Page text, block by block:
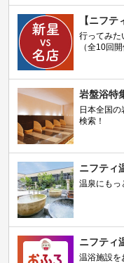
【ニフテ
行ってみた
（全10回
岩盤浴特
日本全国
検索！
ニフティ
温泉にもっ
ニフティ
温浴施設を